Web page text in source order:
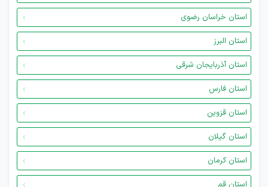
استان خراسان رضوی
استان البرز
استان آذربایجان شرقی
استان فارس
استان قزوین
استان گیلان
استان کرمان
استان قم